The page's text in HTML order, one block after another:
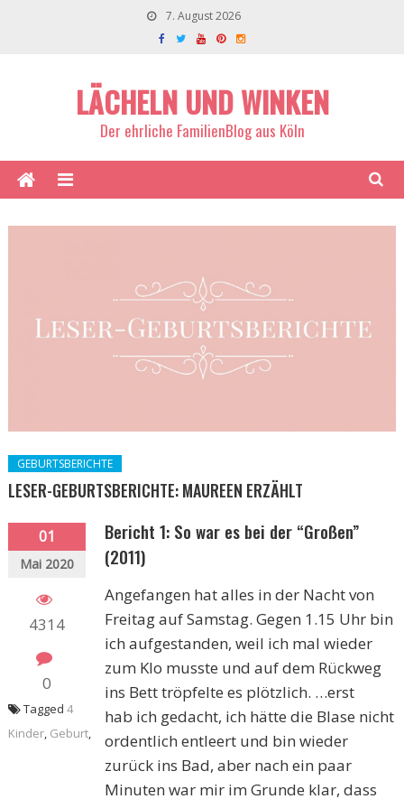
7. August 2026
LÄCHELN UND WINKEN
Der ehrliche FamilienBlog aus Köln
GEBURTSBERICHTE
LESER-GEBURTSBERICHTE: MAUREEN ERZÄHLT
01
Mai 2020
4314
0
Bericht 1: So war es bei der “Großen”
(2011)
Angefangen hat alles in der Nacht von
Freitag auf Samstag. Gegen 1.15 Uhr bin
ich aufgestanden, weil ich mal wieder
zum Klo musste und auf dem Rückweg
ins Bett tröpfelte es plötzlich. …erst
hab ich gedacht, ich hätte die Blase nicht
ordentlich entleert und bin wieder
zurück ins Bad, aber nach ein paar
Minuten war mir im Grunde klar, dass
Tagged 4
Kinder, Geburt,